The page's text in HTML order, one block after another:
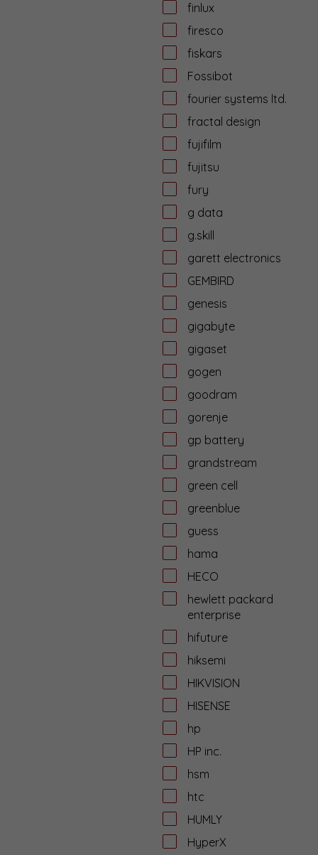
finlux
firesco
fiskars
Fossibot
fourier systems ltd.
fractal design
fujifilm
fujitsu
fury
g data
g.skill
garett electronics
GEMBIRD
genesis
gigabyte
gigaset
gogen
goodram
gorenje
gp battery
grandstream
green cell
greenblue
guess
hama
HECO
hewlett packard
enterprise
hifuture
hiksemi
HIKVISION
HISENSE
hp
HP inc.
hsm
htc
HUMLY
HyperX